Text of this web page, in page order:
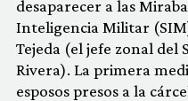
desaparecer a las
Inteligencia Militar
Tejeda (el jefe zonal del
Rivera). La primera
esposos presos a la